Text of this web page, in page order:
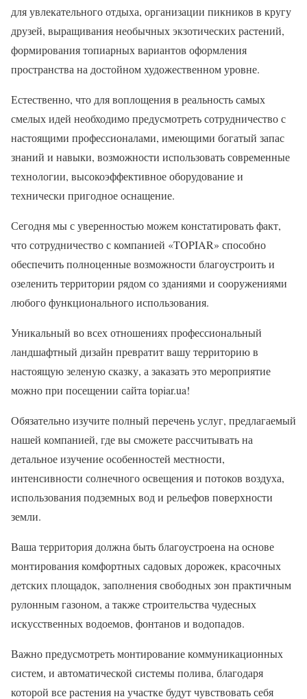
для увлекательного отдыха, организации пикников в кругу
друзей, выращивания необычных экзотических растений,
формирования топиарных вариантов оформления
пространства на достойном художественном уровне.
Естественно, что для воплощения в реальность самых
смелых идей необходимо предусмотреть сотрудничество с
настоящими профессионалами, имеющими богатый запас
знаний и навыки, возможности использовать современные
технологии, высокоэффективное оборудование и
технически пригодное оснащение.
Сегодня мы с уверенностью можем констатировать факт,
что сотрудничество с компанией «TOPIAR» способно
обеспечить полноценные возможности благоустроить и
озеленить территории рядом со зданиями и сооружениями
любого функционального использования.
Уникальный во всех отношениях профессиональный
ландшафтный дизайн превратит вашу территорию в
настоящую зеленую сказку, а заказать это мероприятие
можно при посещении сайта topiar.ua!
Обязательно изучите полный перечень услуг, предлагаемый
нашей компанией, где вы сможете рассчитывать на
детальное изучение особенностей местности,
интенсивности солнечного освещения и потоков воздуха,
использования подземных вод и рельефов поверхности
земли.
Ваша территория должна быть благоустроена на основе
монтирования комфортных садовых дорожек, красочных
детских площадок, заполнения свободных зон практичным
рулонным газоном, а также строительства чудесных
искусственных водоемов, фонтанов и водопадов.
Важно предусмотреть монтирование коммуникационных
систем, и автоматической системы полива, благодаря
которой все растения на участке будут чувствовать себя